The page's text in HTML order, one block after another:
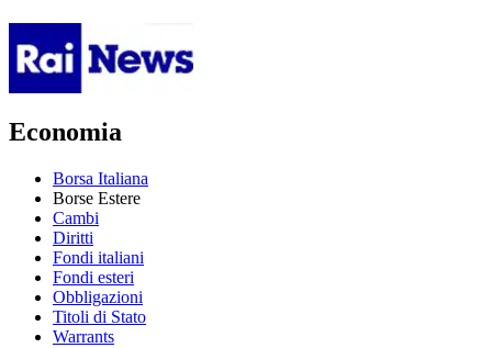
Economia
Borsa Italiana
Borse Estere
Cambi
Diritti
Fondi italiani
Fondi esteri
Obbligazioni
Titoli di Stato
Warrants